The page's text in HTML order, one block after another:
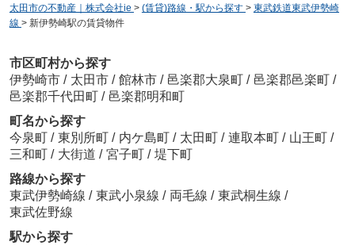
太田市の不動産｜株式会社ie > (賃貸)路線・駅から探す > 東武鉄道東武伊勢崎
線 > 新伊勢崎駅の賃貸物件
市区町村から探す
伊勢崎市 / 太田市 / 館林市 / 邑楽郡大泉町 / 邑楽郡邑楽町 /
邑楽郡千代田町 / 邑楽郡明和町
町名から探す
今泉町 / 東別所町 / 内ケ島町 / 太田町 / 連取本町 / 山王町 /
三和町 / 大街道 / 宮子町 / 堤下町
路線から探す
東武伊勢崎線 / 東武小泉線 / 両毛線 / 東武桐生線 /
東武佐野線
駅から探す